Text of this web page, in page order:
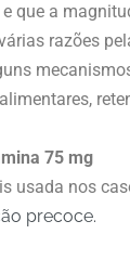
que a
razões
75 mg
usada nos
precoce.